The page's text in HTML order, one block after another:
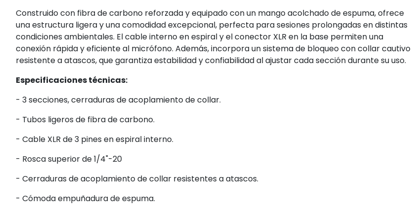
Construido con fibra de carbono reforzada y equipado con un mango acolchado de espuma, ofrece
una estructura ligera y una comodidad excepcional, perfecta para sesiones prolongadas en distintas
condiciones ambientales. El cable interno en espiral y el conector XLR en la base permiten una
conexión rápida y eficiente al micrófono. Además, incorpora un sistema de bloqueo con collar cautivo
resistente a atascos, que garantiza estabilidad y confiabilidad al ajustar cada sección durante su uso.
Especificaciones técnicas:
- 3 secciones, cerraduras de acoplamiento de collar.
- Tubos ligeros de fibra de carbono.
- Cable XLR de 3 pines en espiral interno.
- Rosca superior de 1/4"-20
- Cerraduras de acoplamiento de collar resistentes a atascos.
- Cómoda empuñadura de espuma.